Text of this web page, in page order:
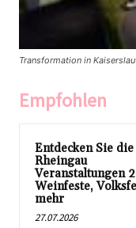
Transformation in
Empfohlen
Entdecken Sie die
Rheingau
Veranstaltungen
Weinfeste,
mehr
27.07.2026